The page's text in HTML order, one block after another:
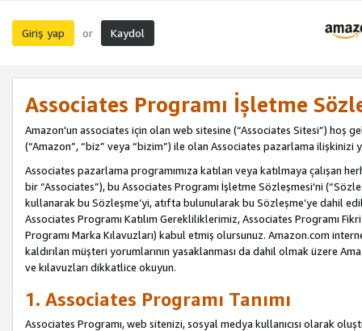
Giriş yap or Kaydol
Associates Programı İşletme
Amazon'un associates için olan web sitesine (“Associates Sitesi”) hoş
(“Amazon”, “biz” veya “bizim”) ile olan Associates pazarlama ilişkinizi
Associates pazarlama programımıza katılan veya katılmaya çalışan
bir “Associates”), bu Associates Programı İşletme Sözleşmesi'ni
kullanarak bu Sözleşme’yi, atıfta bulunularak bu Sözleşme’ye dahil
Associates Programı Katılım Gerekliliklerimiz, Associates Programı
Programı Marka Kılavuzları) kabul etmiş olursunuz. Amazon.com
kaldırılan müşteri yorumlarının yasaklanması da dahil olmak üzere
ve kılavuzları dikkatlice okuyun.
1. Associates Programı Tanımı
Associates Programı, web sitenizi, sosyal medya kullanıcısı olarak